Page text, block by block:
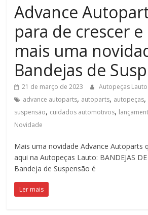
Advance
para de crescer e
mais uma
Bandejas de
21 de março de 2023 Autopeças Lauto
advance autoparts, autoparts, autopeças,
suspensão, cuidados automotivos,
Novidade
Mais uma novidade Advance Autoparts
aqui na Autopeças Lauto: BANDEJAS DE
Bandeja de Suspensão é
Ler mais